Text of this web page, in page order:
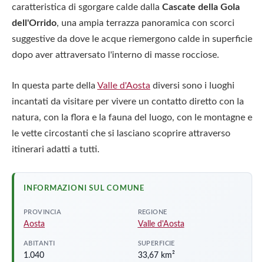
caratteristica di sgorgare calde dalla Cascate della Gola
dell'Orrido, una ampia terrazza panoramica con scorci
suggestive da dove le acque riemergono calde in superficie
dopo aver attraversato l'interno di masse rocciose.
In questa parte della Valle d'Aosta diversi sono i luoghi
incantati da visitare per vivere un contatto diretto con la
natura, con la flora e la fauna del luogo, con le montagne e
le vette circostanti che si lasciano scoprire attraverso
itinerari adatti a tutti.
INFORMAZIONI SUL COMUNE
PROVINCIA
Aosta
REGIONE
Valle d'Aosta
ABITANTI
1.040
SUPERFICIE
33,67 km²